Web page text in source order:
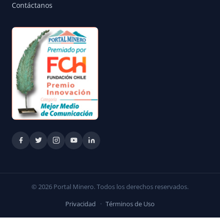
Contáctanos
© 2026 Portal Minero. Todos los derechos reservados.
Privacidad · Términos de Uso